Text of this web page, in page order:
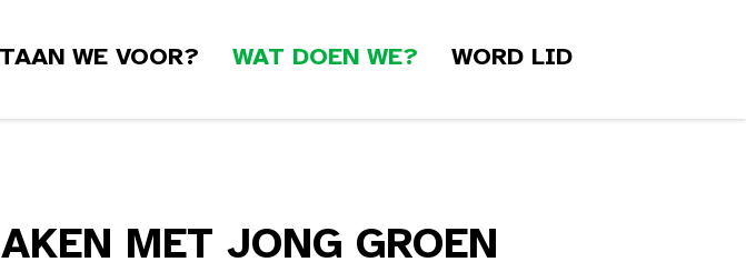
WE VOOR? WAT DOEN WE? WORD LID
MET JONG GROEN